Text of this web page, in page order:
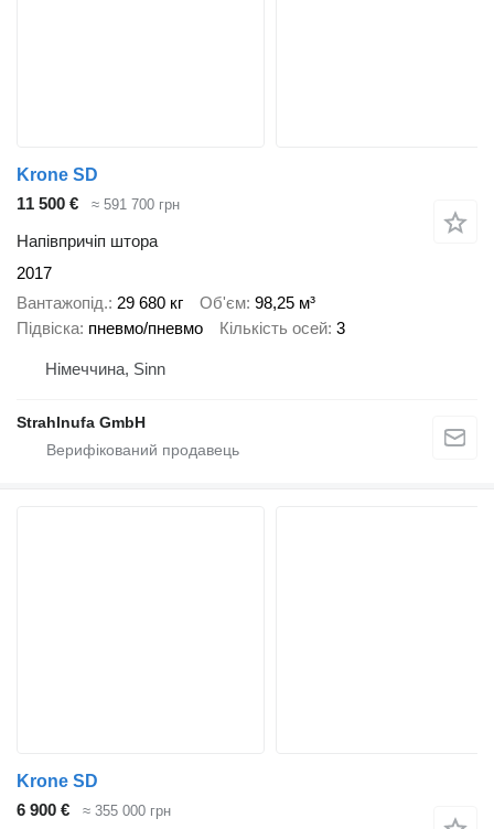
Krone SD
11 500 €
≈ 591 700 грн
Напівпричіп штора
2017
Вантажопід. 29 680 кг Об'єм 98,25 м³
Підвіска пневмо/пневмо Кількість осей 3
Німеччина, Sinn
Strahlnufa GmbH
Krone SD
6 900 €
≈ 355 000 грн